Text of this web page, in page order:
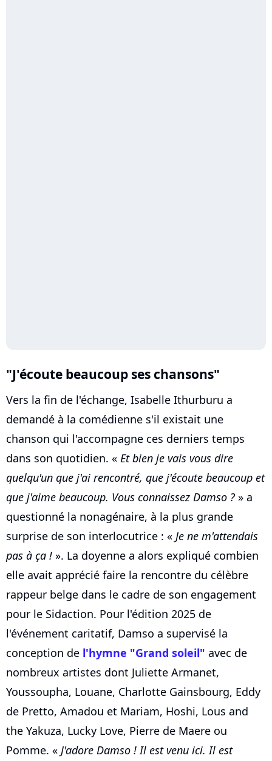
"J'écoute beaucoup ses chansons"
Vers la fin de l'échange, Isabelle Ithurburu a
demandé à la comédienne s'il existait une
chanson qui l'accompagne ces derniers temps
dans son quotidien. « Et bien je vais vous dire
quelqu'un que j'ai rencontré, que j'écoute beaucoup et
que j'aime beaucoup. Vous connaissez Damso ?» a
questionné la nonagénaire, à la plus grande
surprise de son interlocutrice : « Je ne m'attendais
pas à ça ! ». La doyenne a alors expliqué combien
elle avait apprécié faire la rencontre du célèbre
rappeur belge dans le cadre de son engagement
pour le Sidaction. Pour l'édition 2025 de
l'événement caritatif, Damso a supervisé la
conception de l'hymne "Grand soleil" avec de
nombreux artistes dont Juliette Armanet,
Youssoupha, Louane, Charlotte Gainsbourg, Eddy
de Pretto, Amadou et Mariam, Hoshi, Lous and
the Yakuza, Lucky Love, Pierre de Maere ou
Pomme. « J'adore Damso ! Il est venu ici. Il est